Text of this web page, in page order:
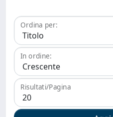
Ordina per:
In ordine:
Risultati/Pagina